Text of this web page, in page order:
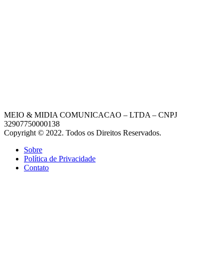
MEIO & MIDIA COMUNICACAO – LTDA – CNPJ
32907750000138
Copyright © 2022. Todos os Direitos Reservados.
Sobre
Política de Privacidade
Contato